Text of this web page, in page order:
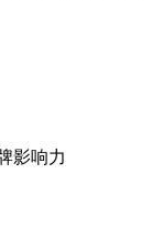
影响力